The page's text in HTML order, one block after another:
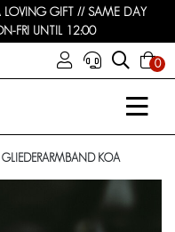
GIFT // SAME DAY
FRI UNTIL 12:00
0
GLIEDERARMBAND KOA